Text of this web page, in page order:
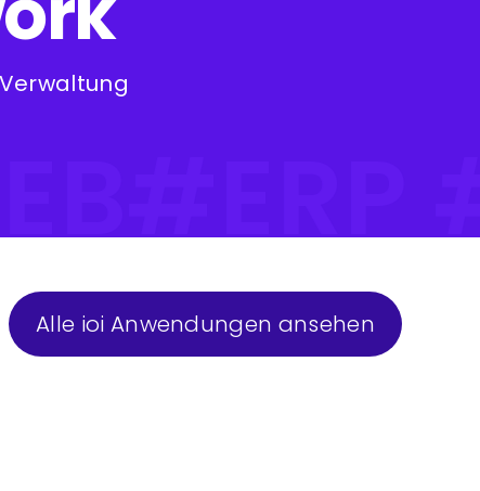
Alle ioi Anwendungen ansehen